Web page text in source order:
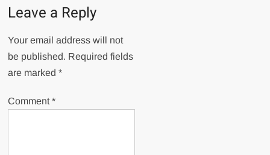
Leave a Reply
Your email address will not
be published. Required fields
are marked*
Comment*